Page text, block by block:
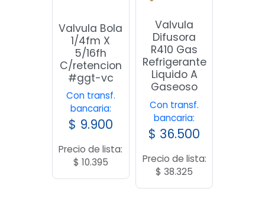
Valvula Bola
1/4fm X
5/16fh
C/retencion
#ggt-vc
Con transf.
bancaria:
$ 9.900
Precio de lista:
$ 10.395
Valvula
Difusora
R410 Gas
Refrigerante
Liquido A
Gaseoso
Con transf.
bancaria:
$ 36.500
Precio de lista:
$ 38.325